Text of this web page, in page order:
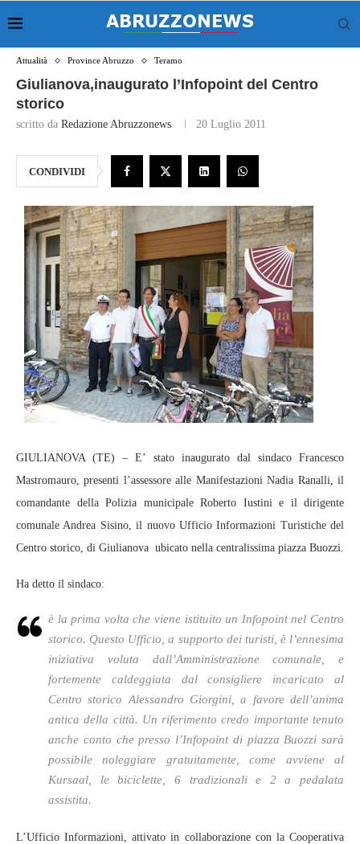
Attualità Province Abruzzo Teramo
Giulianova,inaugurato l’Infopoint del Centro
storico
scritto da Redazione Abruzzonews 20 Luglio 2011
CONDIVIDI
GIULIANOVA (TE) – E’ stato inaugurato dal sindaco Francesco
Mastromauro, presenti l’assessore alle Manifestazioni Nadia Ranalli, il
comandante della Polizia municipale Roberto Iustini e il dirigente
comunale Andrea Sisino, il nuovo Ufficio Informazioni Turistiche del
Centro storico, di Giulianova ubicato nella centralissima piazza Buozzi.
Ha detto il sindaco:
è la prima volta che viene istituito un Infopoint nel Centro
storico. Questo Ufficio, a supporto dei turisti, è l’ennesima
iniziativa voluta dall’Amministrazione comunale, e
fortemente caldeggiata dal consigliere incaricato al
Centro storico Alessandro Giorgini, a favore dell’anima
antica della città. Un riferimento credo importante tenuto
anche conto che presso l’Infopoint di piazza Buozzi sarà
possibile noleggiare gratuitamente, come avviene al
Kursaal, le biciclette, 6 tradizionali e 2 a pedalata
assistita.
L’Ufficio Informazioni, attivato in collaborazione con la Cooperativa